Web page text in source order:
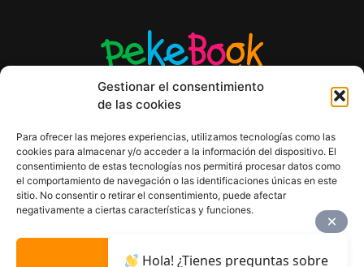
Gestionar el consentimiento
de las cookies
Para ofrecer las mejores experiencias, utilizamos tecnologías como las
cookies para almacenar y/o acceder a la información del dispositivo. El
consentimiento de estas tecnologías nos permitirá procesar datos como
el comportamiento de navegación o las identificaciones únicas en este
sitio. No consentir o retirar el consentimiento, puede afectar
negativamente a ciertas características y funciones.
ACEPTAR
AVISO LEGAL
POLÍTICA DE PRIVACIDAD
ACCESIBILIDAD
DISEÑO WEB
Hola! ¿Tienes preguntas sobre